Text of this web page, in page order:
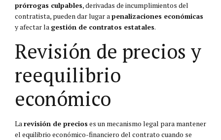
prórrogas culpables, derivadas de incumplimientos del
contratista, pueden dar lugar apenalizaciones económicas
y afectar la gestión de contratos estatales.
Revisión de precios y
reequilibrio
económico
Larevisión de precios es un mecanismo legal para mantener
el equilibrio económico-financiero del contrato cuando se